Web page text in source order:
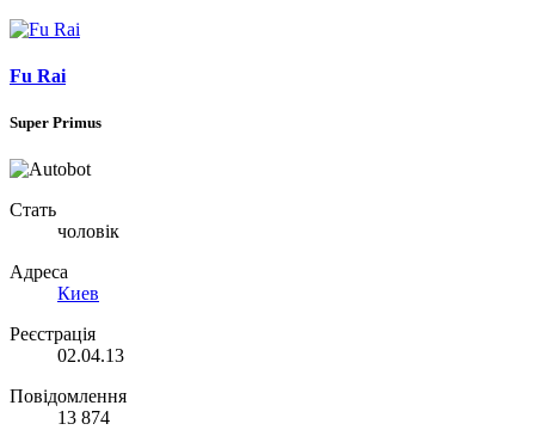
Fu Rai
Super Primus
Стать
чоловік
Адреса
Киев
Реєстрація
02.04.13
Повідомлення
13 874